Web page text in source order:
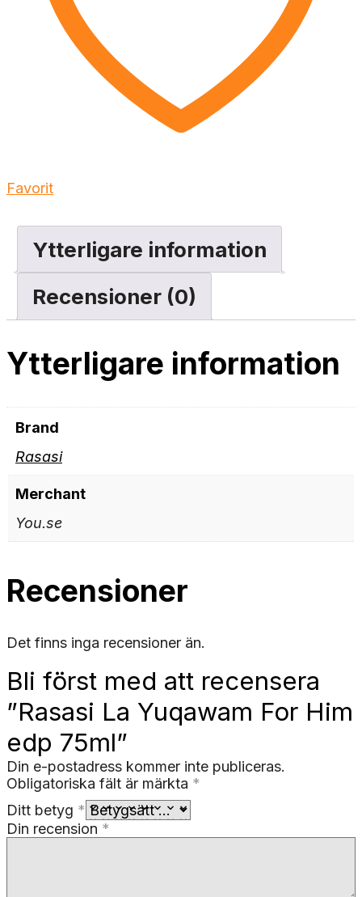
Favorit
Ytterligare information
Recensioner (0)
Ytterligare information
Brand
Rasasi
Merchant
You.se
Recensioner
Det finns inga recensioner än.
Bli först med att recensera
”Rasasi La Yuqawam For Him
edp 75ml”
Din e-postadress kommer inte publiceras.
Obligatoriska fält är märkta *
Ditt betyg *
Din recension *